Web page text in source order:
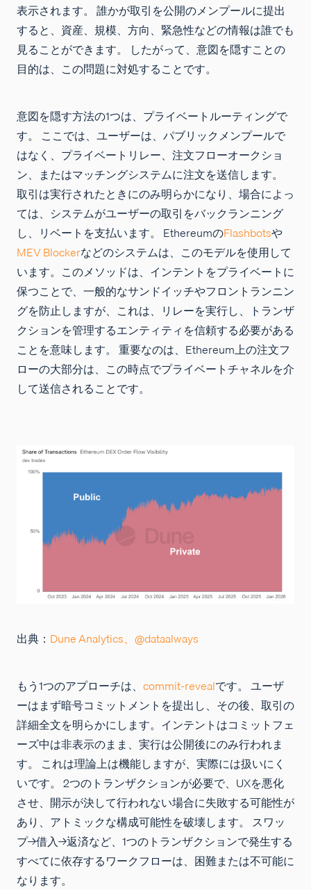
表示されます。 誰かが取引を公開のメンプールに提出
すると、資産、規模、方向、緊急性などの情報は誰でも
見ることができます。 したがって、意図を隠すことの
目的は、この問題に対処することです。
意図を隠す方法の1つは、プライベートルーティングで
す。 ここでは、ユーザーは、パブリックメンプールで
はなく、プライベートリレー、注文フローオークショ
ン、またはマッチングシステムに注文を送信します。
取引は実行されたときにのみ明らかになり、場合によっ
ては、システムがユーザーの取引をバックランニング
し、リベートを支払います。 EthereumのFlashbotsや
MEV Blockerなどのシステムは、このモデルを使用して
います。このメソッドは、インテントをプライベートに
保つことで、一般的なサンドイッチやフロントランニン
グを防止しますが、これは、リレーを実行し、トランザ
クションを管理するエンティティを信頼する必要がある
ことを意味します。 重要なのは、Ethereum上の注文フ
ローの大部分は、この時点でプライベートチャネルを介
して送信されることです。
出典： Dune Analytics、@dataalways
もう1つのアプローチは、 commit-revealです。 ユーザ
ーはまず暗号コミットメントを提出し、その後、取引の
詳細全文を明らかにします。インテントはコミットフェ
ーズ中は非表示のまま、実行は公開後にのみ行われま
す。 これは理論上は機能しますが、実際には扱いにく
いです。 2つのトランザクションが必要で、UXを悪化
させ、開示が決して行われない場合に失敗する可能性が
あり、アトミックな構成可能性を破壊します。 スワッ
プ→借入→返済など、1つのトランザクションで発生する
すべてに依存するワークフローは、困難または不可能に
なります。